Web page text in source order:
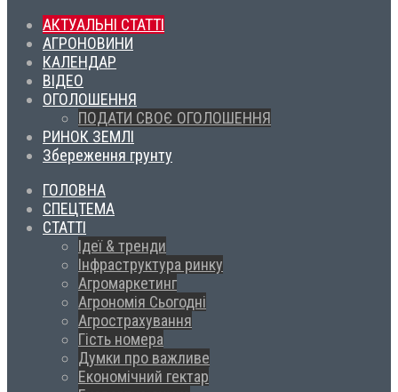
АКТУАЛЬНІ СТАТТІ
АГРОНОВИНИ
КАЛЕНДАР
ВІДЕО
ОГОЛОШЕННЯ
ПОДАТИ СВОЄ ОГОЛОШЕННЯ
РИНОК ЗЕМЛІ
Збереження грунту
ГОЛОВНА
СПЕЦТЕМА
СТАТТІ
Ідеї & тренди
Інфраструктура ринку
Агромаркетинг
Агрономія Сьогодні
Агрострахування
Гість номера
Думки про важливе
Економічний гектар